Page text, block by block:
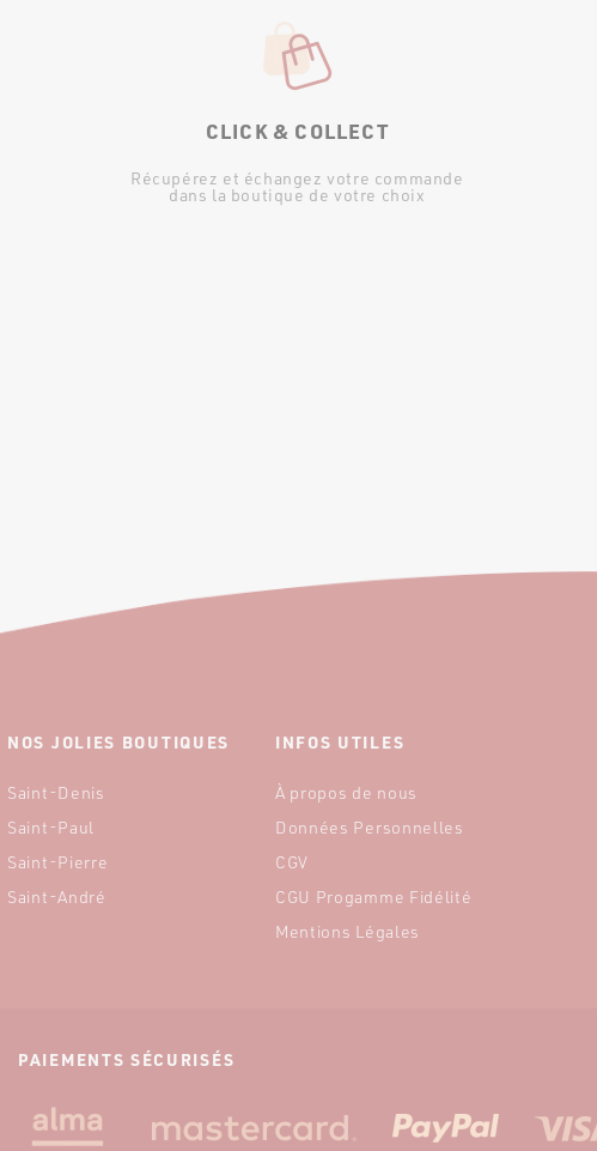
CLICK & COLLECT
Récupérez et échangez votre commande
dans la boutique de votre choix
NOS JOLIES BOUTIQUES
Saint-Denis
Saint-Paul
Saint-Pierre
Saint-André
INFOS UTILES
À propos de nous
Données Personnelles
CGV
CGU Progamme Fidélité
Mentions Légales
PAIEMENTS SÉCURISÉS